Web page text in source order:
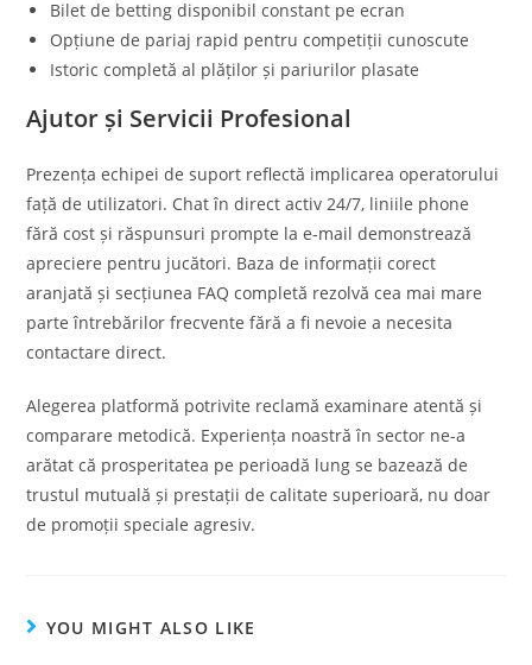
Bilet de betting disponibil constant pe ecran
Opțiune de pariaj rapid pentru competiții cunoscute
Istoric completă al plăților și pariurilor plasate
Ajutor și Servicii Profesional
Prezența echipei de suport reflectă implicarea operatorului
față de utilizatori. Chat în direct activ 24/7, liniile phone
fără cost și răspunsuri prompte la e-mail demonstrează
apreciere pentru jucători. Baza de informații corect
aranjată și secțiunea FAQ completă rezolvă cea mai mare
parte întrebărilor frecvente fără a fi nevoie a necesita
contactare direct.
Alegerea platformă potrivite reclamă examinare atentă și
comparare metodică. Experiența noastră în sector ne-a
arătat că prosperitatea pe perioadă lung se bazează de
trustul mutuală și prestații de calitate superioară, nu doar
de promoții speciale agresiv.
YOU MIGHT ALSO LIKE